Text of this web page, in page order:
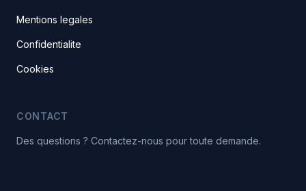
Mentions legales
Confidentialite
Cookies
CONTACT
Des questions ? Contactez-nous pour toute demande.